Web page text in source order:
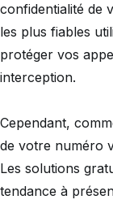
confidentialité de
les plus fiables
protéger vos
interception.
Cependant,
de votre numéro
Les solutions
tendance à